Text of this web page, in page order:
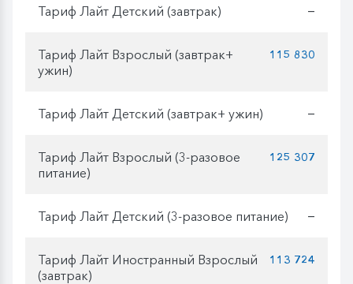
Тариф Лайт Детский (завтрак) —
Тариф Лайт Взрослый (завтрак+
ужин)
115 830
Тариф Лайт Детский (завтрак+ ужин) —
Тариф Лайт Взрослый (3-разовое
питание)
125 307
Тариф Лайт Детский (3-разовое питание) —
Тариф Лайт Иностранный Взрослый
(завтрак)
113 724